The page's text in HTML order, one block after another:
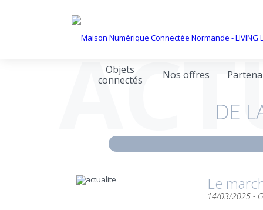
Objets
connectés
Nos offres
DE
Le
14/03/2025 -